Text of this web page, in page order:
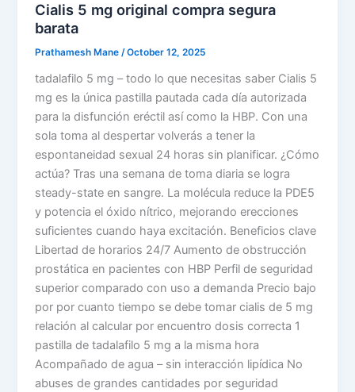
Cialis 5 mg original compra segura
barata
Prathamesh Mane/October 12, 2025
tadalafilo 5 mg – todo lo que necesitas saber Cialis 5
mg es la única pastilla pautada cada día autorizada
para la disfunción eréctil así como la HBP. Con una
sola toma al despertar volverás a tener la
espontaneidad sexual 24 horas sin planificar. ¿Cómo
actúa? Tras una semana de toma diaria se logra
steady-state en sangre. La molécula reduce la PDE5
y potencia el óxido nítrico, mejorando erecciones
suficientes cuando haya excitación. Beneficios clave
Libertad de horarios 24/7 Aumento de obstrucción
prostática en pacientes con HBP Perfil de seguridad
superior comparado con uso a demanda Precio bajo
por por cuanto tiempo se debe tomar cialis de 5 mg
relación al calcular por encuentro dosis correcta 1
pastilla de tadalafilo 5 mg a la misma hora
Acompañado de agua – sin interacción lipídica No
abuses de grandes cantidades por seguridad